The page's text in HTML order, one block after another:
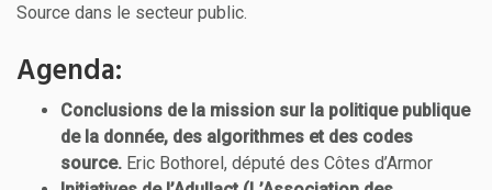
Source dans le secteur public.
Agenda:
Conclusions de la mission sur la politique publique
de la donnée, des algorithmes et des codes
source. Eric Bothorel, député des Côtes d’Armor